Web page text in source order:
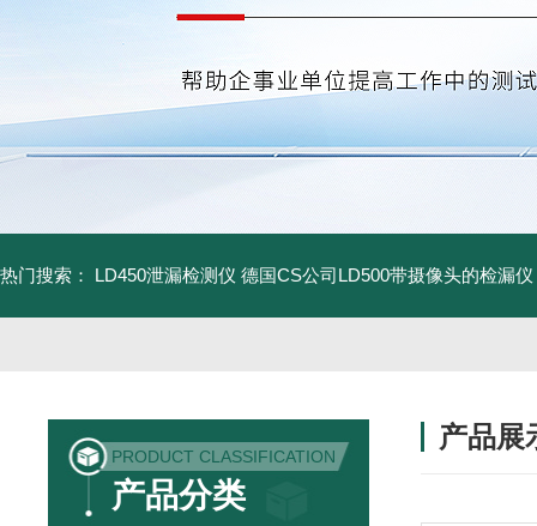
热门搜索： LD450泄漏检测仪 德国CS公司LD500带摄像头的检漏仪
PRODUCT CLASSIFICATION
产品分类
产品展